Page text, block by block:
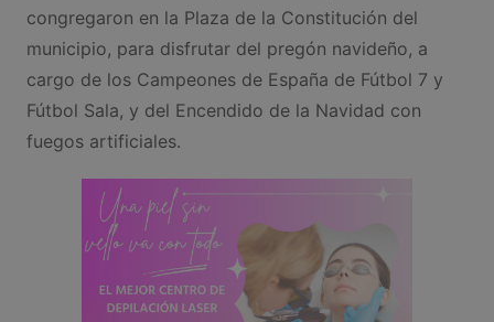
congregaron en la Plaza de la Constitución del
municipio, para disfrutar del pregón navideño, a
cargo de los Campeones de España de Fútbol 7 y
Fútbol Sala, y del Encendido de la Navidad con
fuegos artificiales.